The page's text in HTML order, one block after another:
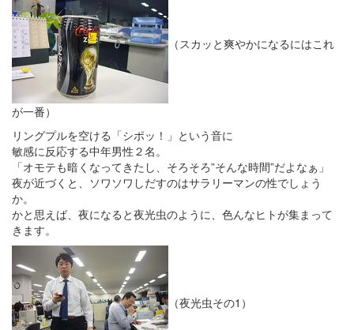
（スカッと爽やかになるにはこれ
が一番）
リングプルを空ける「シポッ！」という音に
敏感に反応する中年男性２名。
「オモテも暗くなってきたし、そろそろ”そんな時間”だよなぁ」
夜が近づくと、ソワソワしだすのはサラリーマンの性でしょう
か。
かと思えば、夜になると夜光虫のように、色んなヒトが集まって
きます。
（夜光虫その1）